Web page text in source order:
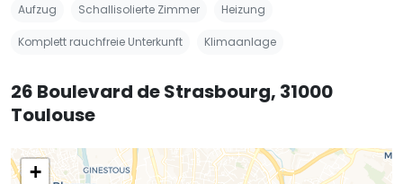
Aufzug Schallisolierte Zimmer Heizung
Komplett rauchfreie Unterkunft Klimaanlage
26 Boulevard de Strasbourg, 31000
Toulouse
+